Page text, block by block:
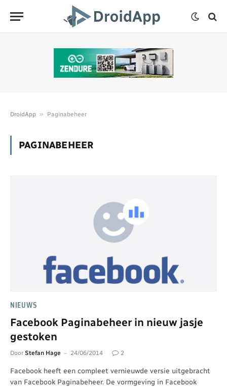
DroidApp » Paginabeheer
PAGINABEHEER
NIEUWS
Facebook Paginabeheer in nieuw jasje
gestoken
Door Stefan Hage 24/06/2014 2
Facebook heeft een compleet vernieuwde versie uitgebracht
van Facebook Paginabeheer. De vormgeving in Facebook